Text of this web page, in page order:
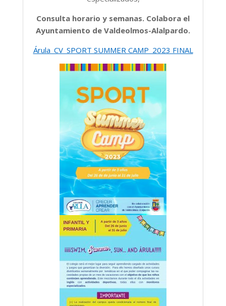
Consulta horario y semanas. Colabora el
Ayuntamiento de Valdeolmos-Alalpardo.
Árula_CV_SPORT SUMMER CAMP_2023 FINAL